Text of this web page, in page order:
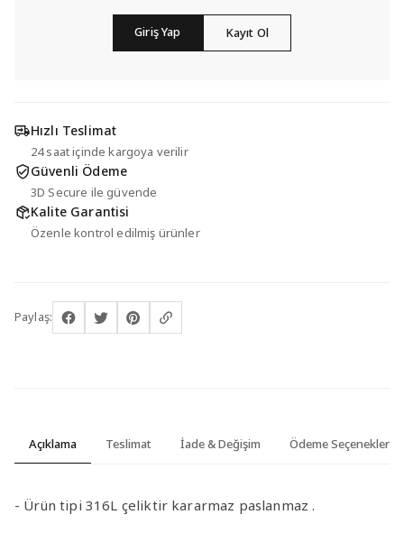
Giriş Yap Kayıt Ol
Hızlı Teslimat
24 saat içinde kargoya verilir
Güvenli Ödeme
3D Secure ile güvende
Kalite Garantisi
Özenle kontrol edilmiş ürünler
Paylaş:
Açıklama Teslimat İade & Değişim Ödeme Seçenekleri
- Ürün tipi 316L çeliktir kararmaz paslanmaz .